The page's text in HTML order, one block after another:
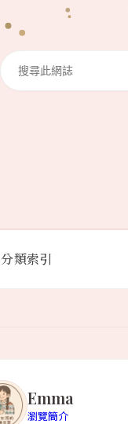
Search
分類索引
Emma
瀏覽簡介